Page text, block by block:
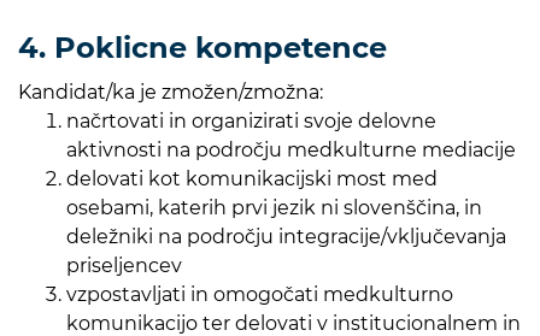
4. Poklicne kompetence
Kandidat/ka je zmožen/zmožna:
načrtovati in organizirati svoje delovne
aktivnosti na področju medkulturne mediacije
delovati kot komunikacijski most med
osebami, katerih prvi jezik ni slovenščina, in
deležniki na področju integracije/vključevanja
priseljencev
vzpostavljati in omogočati medkulturno
komunikacijo ter delovati v institucionalnem in